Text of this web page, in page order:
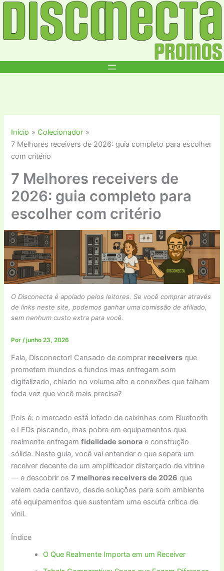
Ir
conteúdo
Início
Colecionador
7 Melhores receivers de 2026: guia completo para escolher
com critério
7 Melhores receivers de
2026: guia completo para
escolher com critério
O Disconecta é apoiado pelos leitores. Se você comprar através
de links neste site, podemos ganhar uma comissão de afiliado,
sem nenhum custo extra para você.
Por /junho 23, 2026
Fala, Disconector! Cansado de comprar receivers que
prometem mundos e fundos mas entregam som
digitalizado, chiado no volume alto e conexões que falham
toda vez que você mais precisa?
Pois é: o mercado está lotado de caixinhas com Bluetooth
e LEDs piscando, mas pobre em equipamentos que
realmente entregamfidelidade sonora e construção
sólida. Neste guia, você vai entender o que separa um
receiver decente de um amplificador disfarçado de vitrine
— e descobrir os7 melhores receivers de 2026 que
valem cada centavo, desde soluções para som ambiente
até equipamentos que sustentam uma escuta crítica de
vinil.
Índice
O Que Realmente Importa em um Receiver